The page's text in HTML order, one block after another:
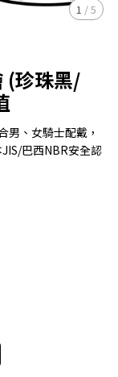
1 /5
(珍珠黑/
男、女騎士配戴，
巴西NBR安全認